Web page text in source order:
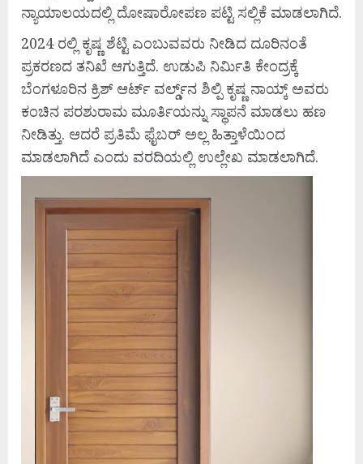
ನ್ಯಾಯಾಲಯದಲ್ಲಿ ದೋಷಾರೋಪಣ ಪಟ್ಟಿ ಸಲ್ಲಿಕೆ ಮಾಡಲಾಗಿದೆ.
2024 ರಲ್ಲಿ ಕೃಷ್ಣ ಶೆಟ್ಟಿ ಎಂಬುವವರು ನೀಡಿದ ದೂರಿನಂತೆ
ಪ್ರಕರಣದ ತನಿಖೆ ಆಗುತ್ತಿದೆ. ಉಡುಪಿ ನಿರ್ಮಿತಿ ಕೇಂದ್ರಕ್ಕೆ
ಬೆಂಗಳೂರಿನ ಕ್ರಿಶ್‌ ಆರ್ಟ್‌ ವರ್ಲ್ಡ್‌ನ ಶಿಲ್ಪಿ ಕೃಷ್ಣ ನಾಯ್ಕ್‌ ಅವರು
ಕಂಚಿನ ಪರಶುರಾಮ ಮೂರ್ತಿಯನ್ನು ಸ್ಥಾಪನೆ ಮಾಡಲು ಹಣ
ನೀಡಿತ್ತು. ಆದರೆ ಪ್ರತಿಮೆ ಫೈಬರ್ ಅಲ್ಲ ಹಿತ್ತಾಳೆಯಿಂದ
ಮಾಡಲಾಗಿದೆ ಎಂದು ವರದಿಯಲ್ಲಿ ಉಲ್ಲೇಖ ಮಾಡಲಾಗಿದೆ.